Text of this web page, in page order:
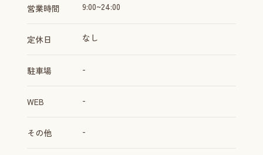
営業時間 9:00~24:00
定休日 なし
駐車場 -
WEB -
その他 -